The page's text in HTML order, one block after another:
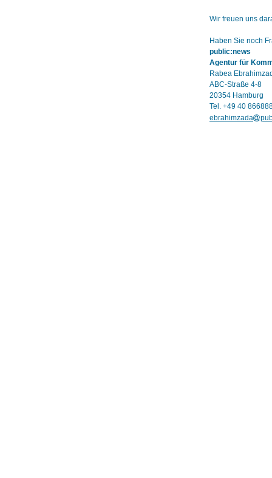
Wir freuen uns
Haben Sie noch
public:news
Agentur für
Rabea
ABC-Straße 4-8
20354 Hamburg
Tel. +49 40
ebrahimzada